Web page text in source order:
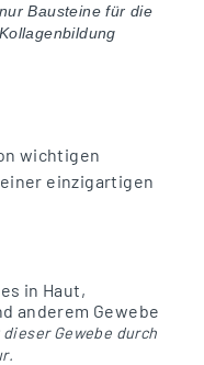
nur Bausteine für die
Kollagenbildung
wichtigen
einzigartigen
in Haut,
anderem Gewebe
Gewebe durch